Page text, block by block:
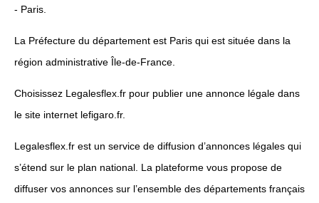
- Paris.
La Préfecture du département est Paris qui est située dans la
région administrative Île-de-France.
Choisissez Legalesflex.fr pour publier une annonce légale dans
le site internet lefigaro.fr.
Legalesflex.fr est un service de diffusion d’annonces légales qui
s’étend sur le plan national. La plateforme vous propose de
diffuser vos annonces sur l’ensemble des départements français